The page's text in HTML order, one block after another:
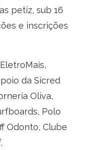
petiz, sub 16
e inscrições
da Sicred
Oliva,
Polo
Odonto, Clube